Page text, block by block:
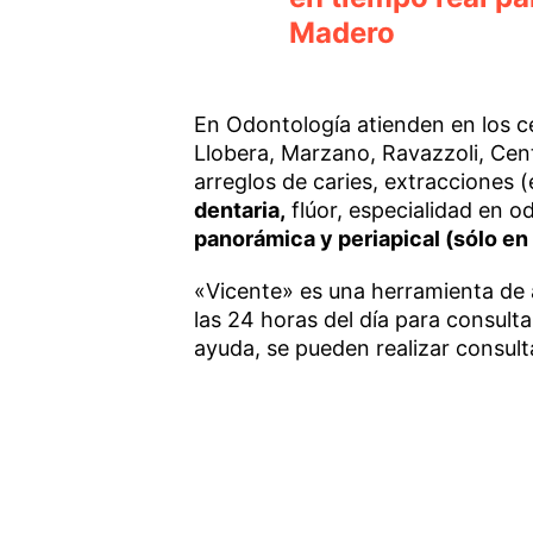
Madero
En Odontología atienden en los
Llobera, Marzano, Ravazzoli,
arreglos de caries, extracciones
dentaria, flúor, especialidad en
panorámica y periapical (sólo en
«Vicente» es una herramienta
las 24 horas del día para
ayuda, se pueden realizar